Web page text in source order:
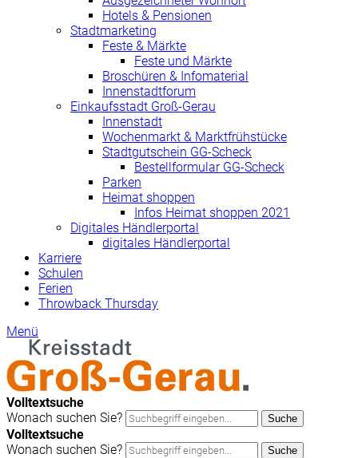
Hotels & Pensionen
Stadtmarketing
Feste & Märkte
Feste und Märkte
Broschüren & Infomaterial
Innenstadtforum
Einkaufsstadt Groß-Gerau
Innenstadt
Wochenmarkt & Marktfrühstücke
Stadtgutschein GG-Scheck
Bestellformular GG-Scheck
Parken
Heimat shoppen
Infos Heimat shoppen 2021
Digitales Händlerportal
digitales Händlerportal
Karriere
Schulen
Ferien
Throwback Thursday
Menü
Volltextsuche
Wonach suchen Sie?
Suche
Volltextsuche
Wonach suchen Sie?
Suche